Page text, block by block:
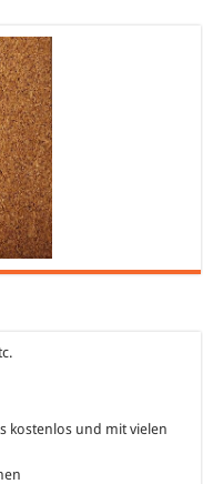
kostenlos und mit vielen